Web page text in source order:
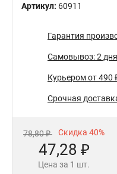
Артикул: 60911
Гарантия
Самовывоз: 2 дня
Курьером от 490
Срочная
78,80 ₽ Скидка 40%
47,28 ₽
Цена за 1 шт.